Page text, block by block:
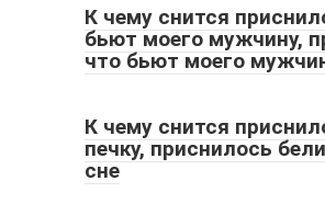
К чему снится
бьют моего мужчину,
что бьют моего
К чему снится
печку, приснилось
сне